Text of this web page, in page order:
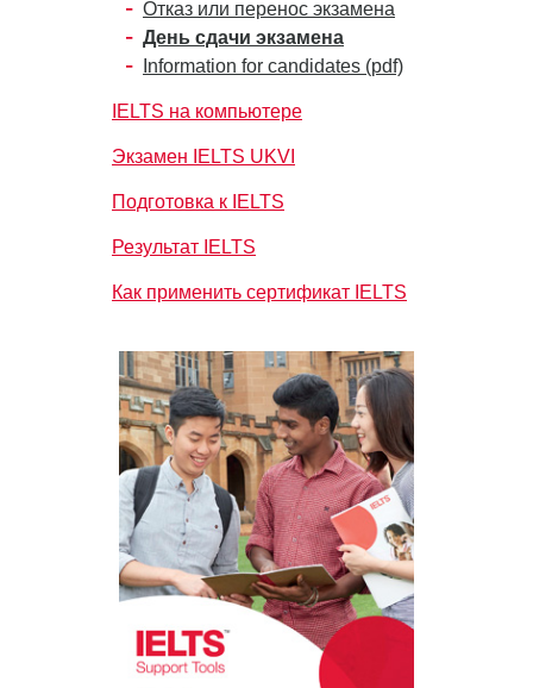
Отказ или перенос экзамена
День сдачи экзамена
Information for candidates (pdf)
IELTS на компьютере
Экзамен IELTS UKVI
Подготовка к IELTS
Результат IELTS
Как применить сертификат IELTS